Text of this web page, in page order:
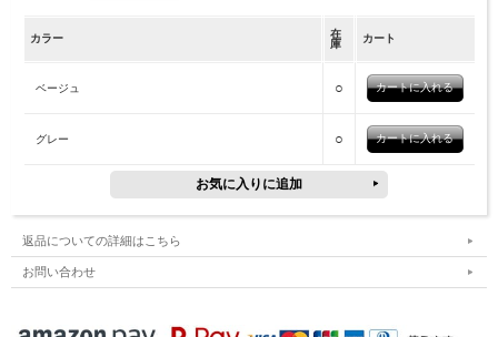
カラー
在
庫
カート
ベージュ ○
グレー ○
返品についての詳細はこちら
お問い合わせ